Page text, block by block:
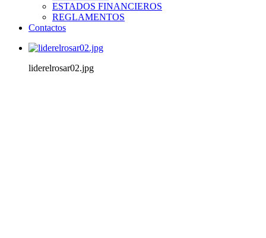
ESTADOS FINANCIEROS
REGLAMENTOS
Contactos
liderelrosar02.jpg